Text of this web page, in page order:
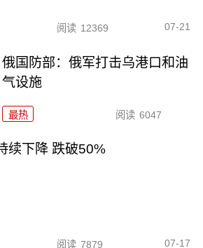
阅读 12369 07-21
俄国防部：俄军打击乌港口和油
气设施
最热 阅读 6047
续下降 跌破50%
阅读 7879 07-17